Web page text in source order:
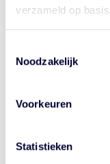
verzameld op
Noodzakelijk
Voorkeuren
Statistieken
De groep is
ervaren
Daar hoeven we
In de halve
fantastische
drietjes in een